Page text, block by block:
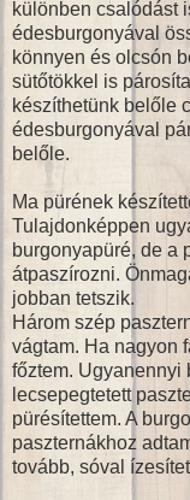
különben csalódást
édesburgonyával
könnyen és olcsón
sütőtökkel is
készíthetünk belőle
édesburgonyával
belőle.
Ma pürének
Tulajdonképpen
burgonyapüré, de a
átpaszírozni.
jobban tetszik.
Három szép
vágtam. Ha nagyon
főztem. Ugyanennyi
lecsepegtetett
pürésítettem. A
paszternákhoz
tovább, sóval